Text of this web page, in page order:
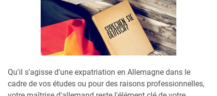
Qu'il s'agisse d'une expatriation en Allemagne dans le
cadre de vos études ou pour des raisons professionnelles,